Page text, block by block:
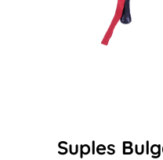
Suples